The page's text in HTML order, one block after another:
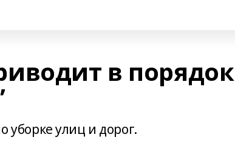
в порядок
уборке улиц и дорог.